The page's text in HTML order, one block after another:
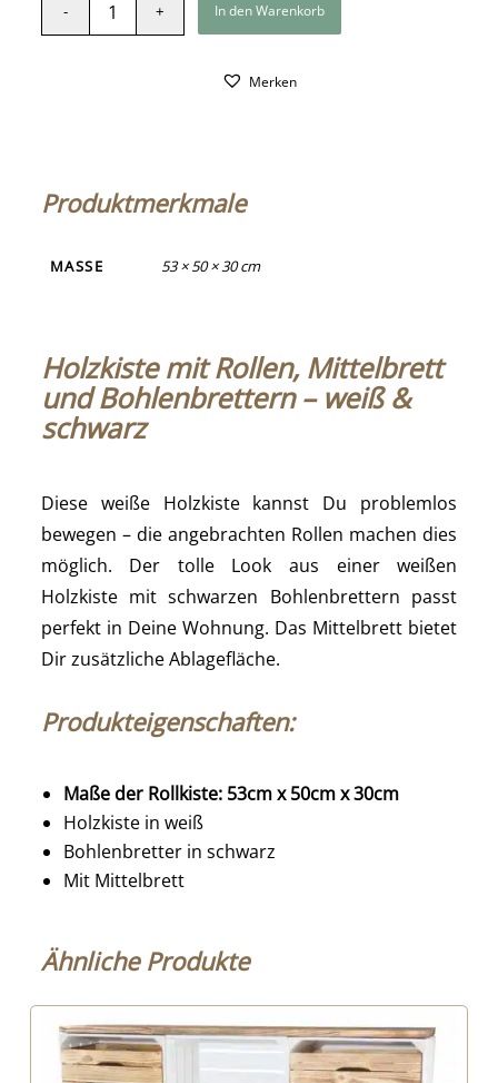
In den Warenkorb
Merken
Produktmerkmale
MASSE 53 × 50 × 30 cm
Holzkiste mit Rollen, Mittelbrett
und Bohlenbrettern – weiß &
schwarz
Diese weiße Holzkiste kannst Du problemlos
bewegen – die angebrachten Rollen machen dies
möglich. Der tolle Look aus einer weißen
Holzkiste mit schwarzen Bohlenbrettern passt
perfekt in Deine Wohnung. Das Mittelbrett bietet
Dir zusätzliche Ablagefläche.
Produkteigenschaften:
Maße der Rollkiste: 53cm x 50cm x 30cm
Holzkiste in weiß
Bohlenbretter in schwarz
Mit Mittelbrett
Ähnliche Produkte